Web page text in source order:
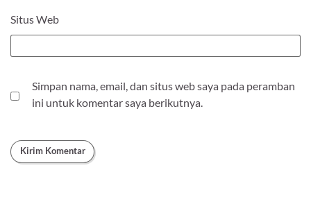
Situs Web
Simpan nama, email, dan situs web saya pada peramban
ini untuk komentar saya berikutnya.